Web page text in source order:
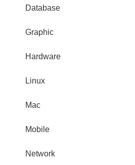
Database
Graphic
Hardware
Linux
Mac
Mobile
Network